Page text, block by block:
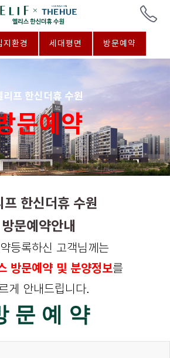
지환경 세대평면 방문예약
리프 한신더휴 수원
문예약
프 한신더휴 수원
방문예약안내
등록하신 고객님께는
방문예약 및 분양정보를
게 안내드립니다.
문예약